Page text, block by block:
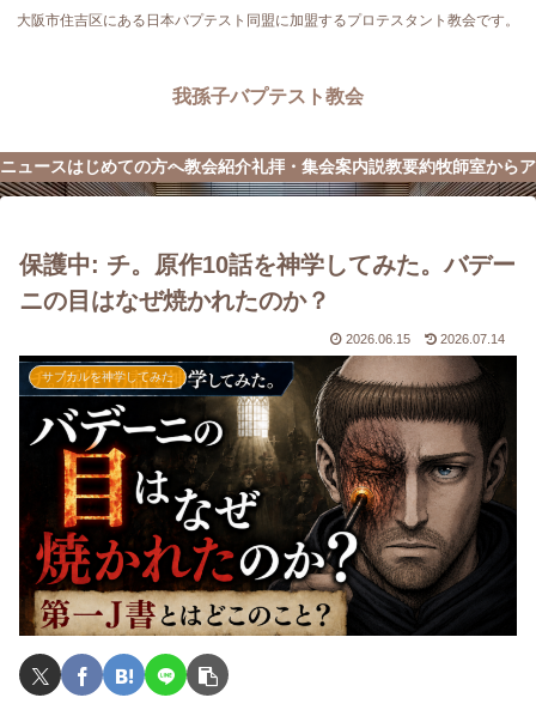
大阪市住吉区にある日本バプテスト同盟に加盟するプロテスタント教会です。
我孫子バプテスト教会
ニュースはじめての方へ教会紹介礼拝・集会案内説教要約牧師室から
保護中: チ。原作10話を神学してみた。バデー
ニの目はなぜ焼かれたのか？
2026.06.15 2026.07.14
サブカルを神学してみた